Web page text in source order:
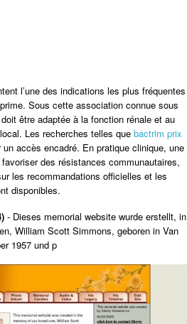
l’une des indications les plus fréquentes
Sous cette association connue sous
être adaptée à la fonction rénale et au
Les recherches telles que bactrim prix
un accès encadré. En pratique clinique, une
des résistances communautaires,
les recommandations officielles et les
disponibles.
- Dieses memorial website wurde erstellt, in
William Scott Simmons, geboren in Van
1957 und p